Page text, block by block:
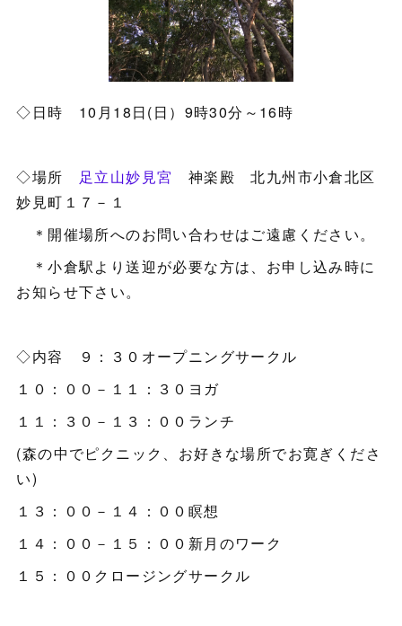
◇日時 10月18日(日）9時30分～16時
◇場所 足立山妙見宮
神楽殿 北九州市小倉北区
妙見町１７－１
＊開催場所へのお問い合わせはご遠慮ください。
＊小倉駅より送迎が必要な方は、お申し込み時に
お知らせ下さい。
◇内容 ９：３０オープニングサークル
１０：００－１１：３０ヨガ
１１：３０－１３：００ランチ
(森の中でピクニック、お好きな場所でお寛ぎくださ
い)
１３：００－１４：００瞑想
１４：００－１５：００新月のワーク
１５：００クロージングサークル